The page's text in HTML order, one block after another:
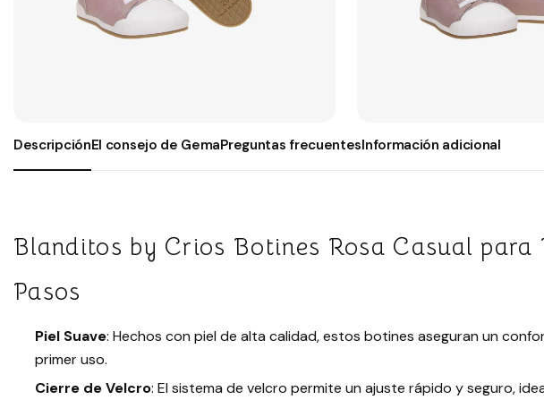
DescripciónEl consejo de GemaPreguntas frecuentesInformación adicional
Blanditos by Crios Botines Rosa Casual para
Pasos
Piel Suave: Hechos con piel de alta calidad, estos botines aseguran un
primer uso.
Cierre de Velcro: El sistema de velcro permite un ajuste rápido y seguro,